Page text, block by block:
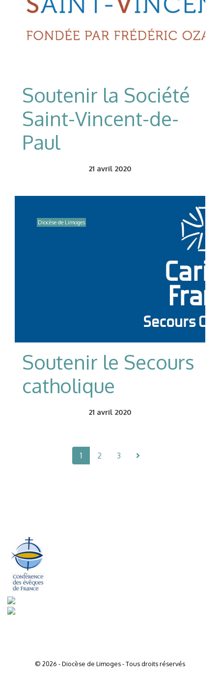
Soutenir la Société
Saint-Vincent-de-
Paul
21 avril 2020
Diocèse de Limoges
Soutenir le Secours
catholique
21 avril 2020
1 2 3
© 2026 - Diocèse de Limoges - Tous droits réservés